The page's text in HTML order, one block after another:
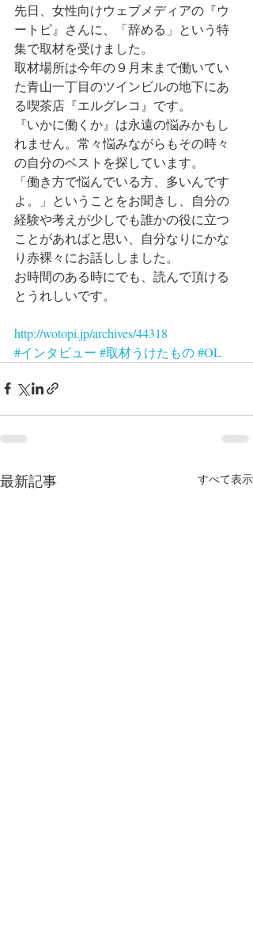
先日、女性向けウェブメディアの『ウ
ートピ』さんに、「辞める」という特
集で取材を受けました。
取材場所は今年の９月末まで働いてい
た青山一丁目のツインビルの地下にあ
る喫茶店『エルグレコ』です。
『いかに働くか』は永遠の悩みかもし
れません。常々悩みながらもその時々
の自分のベストを探しています。
「働き方で悩んでいる方、多いんです
よ。」ということをお聞きし、自分の
経験や考えが少しでも誰かの役に立つ
ことがあればと思い、自分なりにかな
り赤裸々にお話ししました。
お時間のある時にでも、読んで頂ける
とうれしいです。
http://wotopi.jp/archives/44318
#インタビュー #取材うけたもの#OL
最新記事 すべて表示